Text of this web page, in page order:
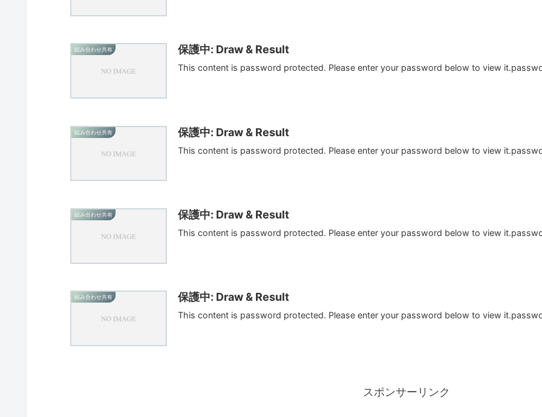
組み合わせ共有 保護中: Draw & Result
This content is password protected. Please enter your password below to view
組み合わせ共有 保護中: Draw & Result
This content is password protected. Please enter your password below to view
組み合わせ共有 保護中: Draw & Result
This content is password protected. Please enter your password below to view
組み合わせ共有 保護中: Draw & Result
This content is password protected. Please enter your password below to view
スポンサーリンク